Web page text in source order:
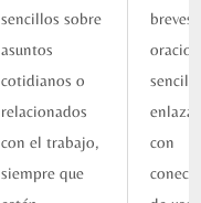
sencillos sobre
asuntos
cotidianos o
relacionados
con el trabajo,
siempre que
breves
con